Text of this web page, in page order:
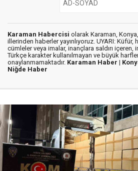
Karaman Habercisi olarak Karaman,
illerinden haberler yayınlıyoruz. UYARI:
cümleler veya imalar, inançlara saldırı içeren,
Türkçe karakter kullanılmayan ve büyük
onaylanmamaktadır. Karaman Haber |
Niğde Haber